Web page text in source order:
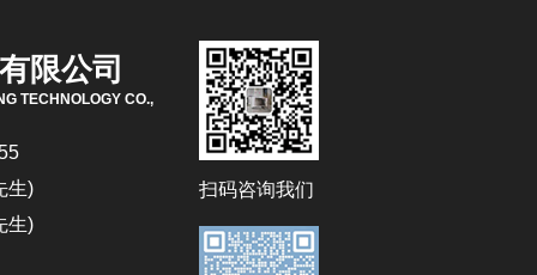
限公司
TECHNOLOGY CO.,
生)
生)
扫码咨询我们